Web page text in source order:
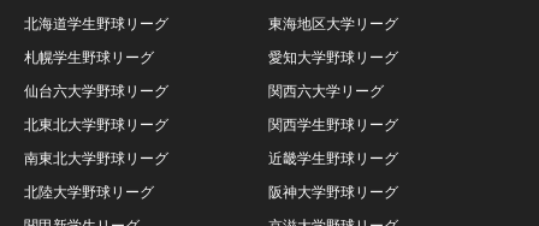
北海道学生野球リーグ
札幌学生野球リーグ
仙台六大学野球リーグ
北東北大学野球リーグ
南東北大学野球リーグ
北陸大学野球リーグ
東海地区大学リーグ
愛知大学野球リーグ
関西六大学リーグ
関西学生野球リーグ
近畿学生野球リーグ
阪神大学野球リーグ